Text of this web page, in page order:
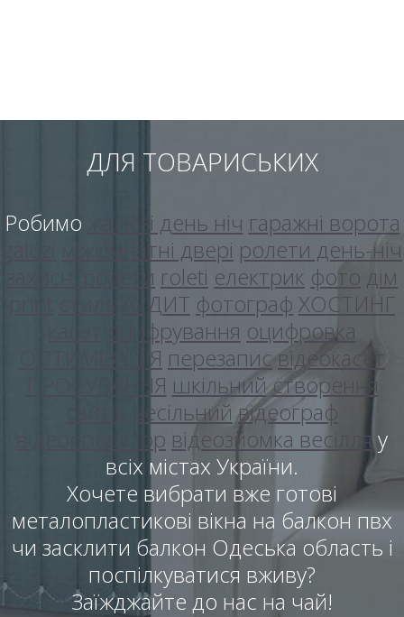
ДЛЯ ТОВАРИСЬКИХ
Робимо жалюзі день ніч гаражні ворота
міжкімнатні двері ролети день-ніч
захисні ролети roleti електрик фото дім
стиль АУДИТ фотограф ХОСТИНГ
оцифрування оцифровка
ОПТИМІЗАЦІЯ перезапис відеокасет
ПРОСУВАННЯ шкільний створення
весільний відеограф
відеооператор відеозйомка весілляу
всіх містах України.
Хочете вибрати вже готові
металопластикові вікна на балкон пвх
чи засклити балкон Одеська область і
поспілкуватися вживу?
Заїжджайте до нас на чай!